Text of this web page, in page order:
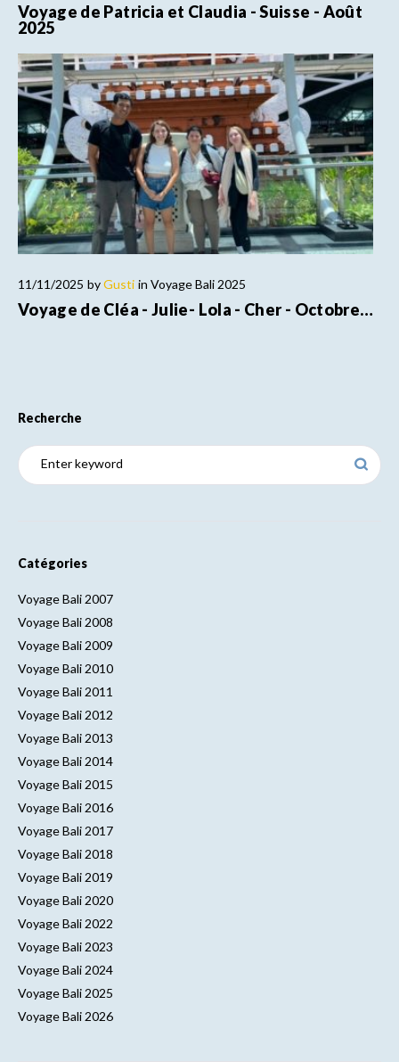
Voyage de Patricia et Claudia - Suisse - Août
2025
11/11/2025 byGusti in Voyage Bali 2025
Voyage de Cléa - Julie- Lola - Cher - Octobre…
Recherche
Catégories
Voyage Bali 2007
Voyage Bali 2008
Voyage Bali 2009
Voyage Bali 2010
Voyage Bali 2011
Voyage Bali 2012
Voyage Bali 2013
Voyage Bali 2014
Voyage Bali 2015
Voyage Bali 2016
Voyage Bali 2017
Voyage Bali 2018
Voyage Bali 2019
Voyage Bali 2020
Voyage Bali 2022
Voyage Bali 2023
Voyage Bali 2024
Voyage Bali 2025
Voyage Bali 2026